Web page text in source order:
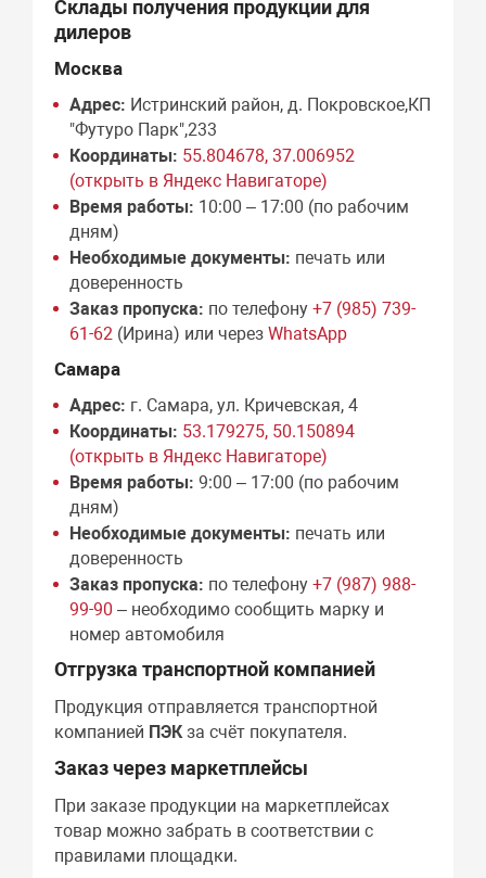
Склады получения продукции для
дилеров
Москва
Адрес: Истринский район, д. Покровское,КП
"Футуро Парк",233
Координаты: 55.804678, 37.006952
(открыть в Яндекс Навигаторе)
Время работы: 10:00 – 17:00 (по рабочим
дням)
Необходимые документы: печать или
доверенность
Заказ пропуска: по телефону+7 (985) 739-
61-62 (Ирина) или черезWhatsApp
Самара
Адрес: г. Самара, ул. Кричевская, 4
Координаты: 53.179275, 50.150894
(открыть в Яндекс Навигаторе)
Время работы: 9:00 – 17:00 (по рабочим
дням)
Необходимые документы: печать или
доверенность
Заказ пропуска: по телефону+7 (987) 988-
99-90 – необходимо сообщить марку и
номер автомобиля
Отгрузка транспортной компанией
Продукция отправляется транспортной
компанией ПЭК за счёт покупателя.
Заказ через маркетплейсы
При заказе продукции на маркетплейсах
товар можно забрать в соответствии с
правилами площадки.